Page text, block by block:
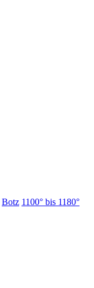
Botz 1100° bis 1180°